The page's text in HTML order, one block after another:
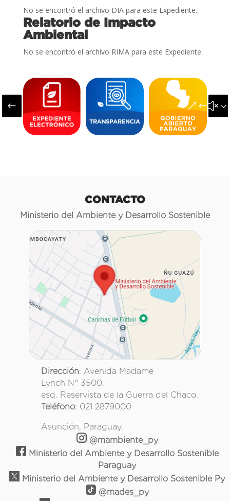
No se encontró el archivo DIA para este Expediente.
Relatorio de Impacto
Ambiental
No se encontró el archivo RIMA para este Expediente.
#
CONTACTO
Ministerio del Ambiente y Desarrollo Sostenible
Dirección: Avenida Madame
Lynch N° 3500.
esq. Reservista de la Guerra del Chaco.
Teléfono: 021 2879000
Asunción, Paraguay.
@mambiente_py
Ministerio del Ambiente y Desarrollo Sostenible
Paraguay
Ministerio del Ambiente y Desarrollo Sostenible Py
@mades_py